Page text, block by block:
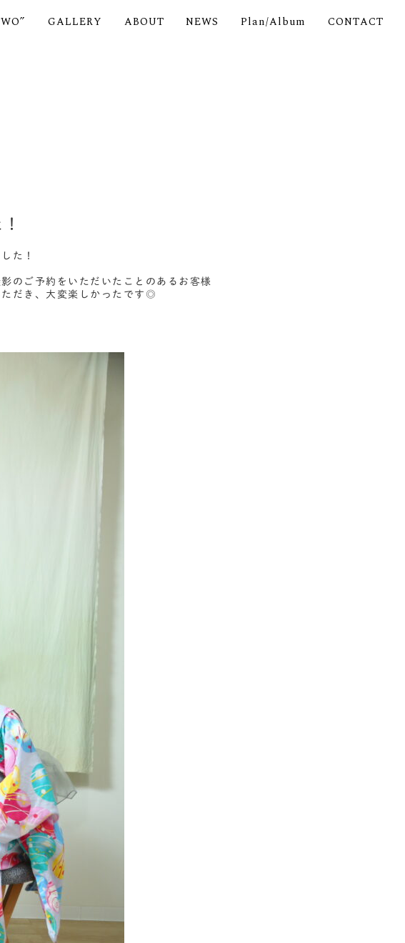
GALLERY ABOUT NEWS Plan/Album CONTACT
た！
のご予約をいただいたことのあるお客様
だき、大変楽しかったです◎